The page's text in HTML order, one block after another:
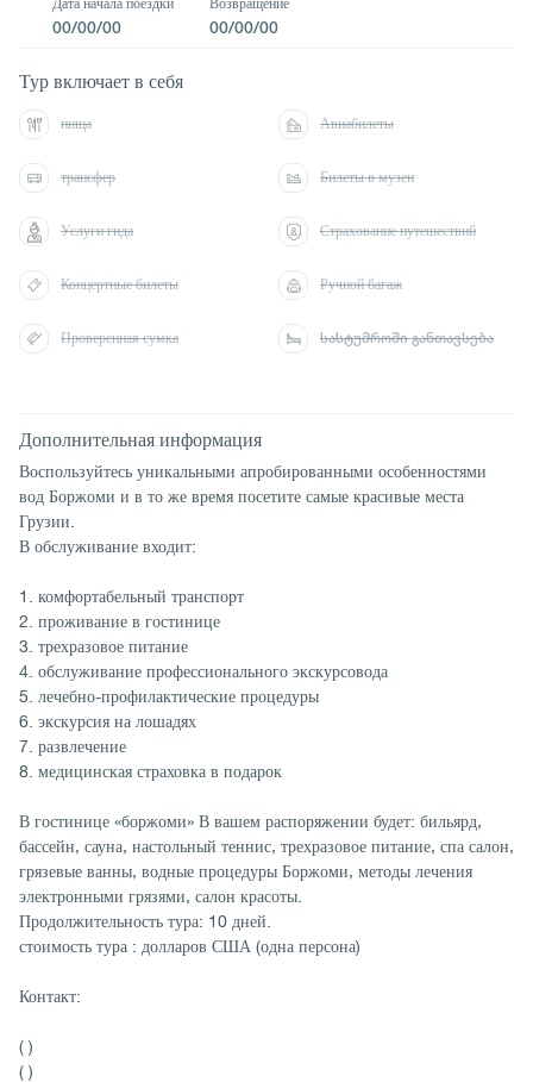
00/00/00 00/00/00
Дополнительная информация
Воспользуйтесь уникальными апробированными особенностями
вод Боржоми и в то же время посетите самые красивые места
Грузии.
В обслуживание входит:
1. комфортабельный транспорт
2. проживание в гостинице
3. трехразовое питание
4. обслуживание профессионального экскурсовода
5. лечебно-профилактические процедуры
6. экскурсия на лошадях
7. развлечение
8. медицинская страховка в подарок
В гостинице «боржоми» В вашем распоряжении будет: бильярд,
бассейн, сауна, настольный теннис, трехразовое питание, спа салон,
грязевые ванны, водные процедуры Боржоми, методы лечения
электронными грязями, салон красоты.
Продолжительность тура: 10 дней.
стоимость тура : долларов США (одна персона)
Контакт:
( )
( )
Тур включает в себя
пища Авиабилеты
трансфер Билеты в музеи
Услуги гида Страхование путешествий
Концертные билеты Ручной багаж
Проверенная сумка სასტუმროში განთავსება